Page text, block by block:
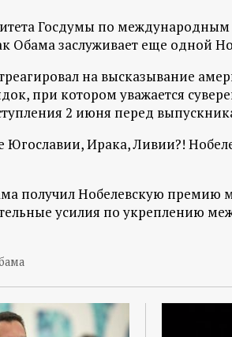
Госдумы по международным
Обама заслуживает еще одной
на высказывание
при котором уважается
2 июня перед
Югославии, Ирака, Ливии?!
получил Нобелевскую премию
усилия по укреплению